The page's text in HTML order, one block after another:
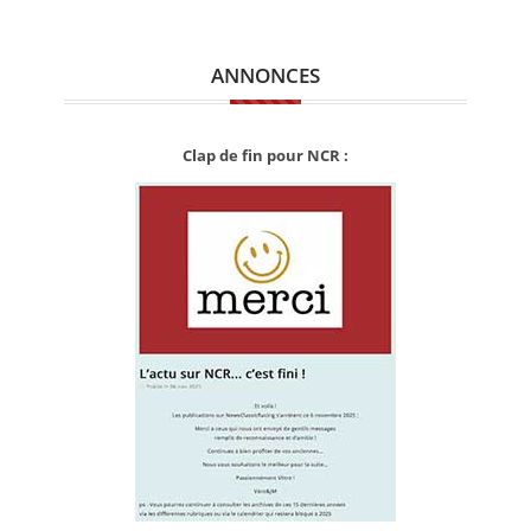
ANNONCES
Clap de fin pour NCR :